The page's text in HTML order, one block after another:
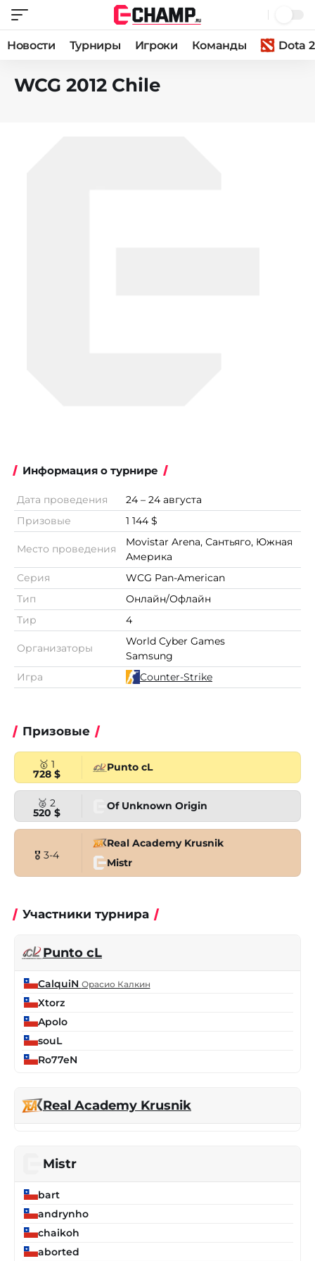
Новости Турниры Игроки Команды Dota 2
WCG 2012 Chile
Информация о турнире
Дата проведения
24 – 24 августа
Призовые
1 144 $
Место проведения
Movistar Arena, Сантьяго, Южная
Америка
Серия
WCG Pan-American
Тип
Онлайн/Офлайн
Тир
4
Организаторы
World Cyber Games
Samsung
Игра
Counter-Strike
Призовые
🥇 1
728 $
Punto cL
🥈 2
520 $
Of Unknown Origin
🎖 3-4
Real Academy Krusnik
Mistr
Участники турнира
Punto cL
CalquiN Орасио Калкин
Xtorz
Apolo
souL
Ro77eN
Real Academy Krusnik
Mistr
bart
andrynho
chaikoh
aborted